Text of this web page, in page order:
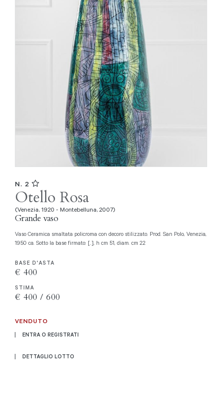
N. 2
Otello Rosa
(Venezia, 1920 - Montebelluna, 2007)
Grande vaso
Vaso Ceramica smaltata policroma con decoro stilizzato. Prod. San Polo, Venezia,
1950 ca. Sotto la base firmato: [..], h cm 51, diam. cm 22
BASE D'ASTA
€ 400
STIMA
€ 400 / 600
VENDUTO
ENTRA O REGISTRATI
DETTAGLIO LOTTO